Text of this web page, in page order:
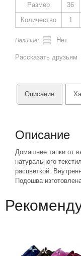
Размер 36
Количество
1
Наличие: Нет
Рассказать друзьям
Описание
Описание
Домашние тапки от
натурального
расцветкой.
Подошва